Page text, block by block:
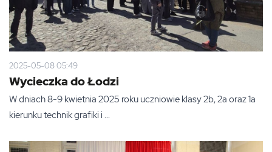
2025-05-08 05:49
Wycieczka do Łodzi
W dniach 8-9 kwietnia 2025 roku uczniowie klasy 2b, 2a oraz 1a
kierunku technik grafiki i ...